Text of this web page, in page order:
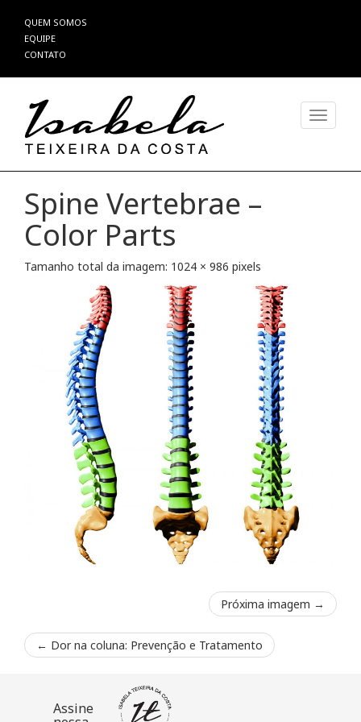
Pular
para
o
QUEM SOMOS
EQUIPE
CONTATO
Spine Vertebrae –
Color Parts
Tamanho total da imagem: 1024 × 986 pixels
Próxima imagem →
← Dor na coluna: Prevenção e Tratamento
Assine